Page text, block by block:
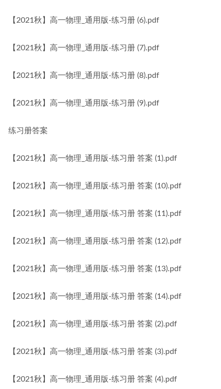
【2021秋】高一物理_通用版-练习册 (6).pdf
【2021秋】高一物理_通用版-练习册 (7).pdf
【2021秋】高一物理_通用版-练习册 (8).pdf
【2021秋】高一物理_通用版-练习册 (9).pdf
练习册答案
【2021秋】高一物理_通用版-练习册 答案 (1).pdf
【2021秋】高一物理_通用版-练习册 答案 (10).pdf
【2021秋】高一物理_通用版-练习册 答案 (11).pdf
【2021秋】高一物理_通用版-练习册 答案 (12).pdf
【2021秋】高一物理_通用版-练习册 答案 (13).pdf
【2021秋】高一物理_通用版-练习册 答案 (14).pdf
【2021秋】高一物理_通用版-练习册 答案 (2).pdf
【2021秋】高一物理_通用版-练习册 答案 (3).pdf
【2021秋】高一物理_通用版-练习册 答案 (4).pdf